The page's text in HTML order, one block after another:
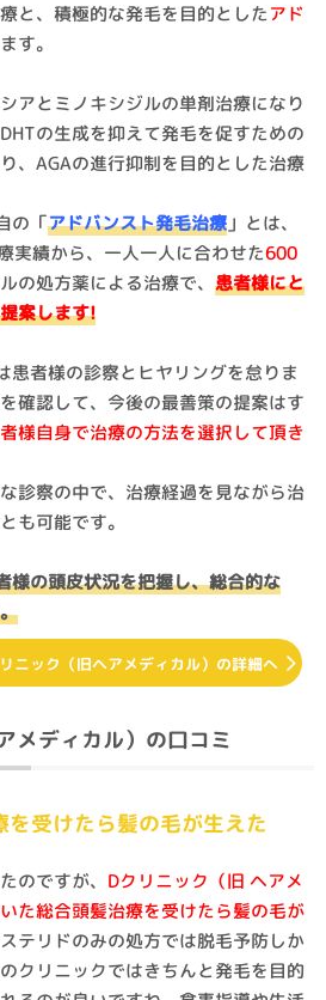
と、積極的な発毛を目的としたアド
す。
アとミノキシジルの単剤治療になり
の生成を抑えて発毛を促すための
、AGAの進行抑制を目的とした治療
の「アドバンスト発毛治療」とは、
実績から、一人一人に合わせた600
の処方薬による治療で、 患者様にと
案します!
患者様の診察とヒヤリングを怠りま
確認して、今後の最善策の提案はす
様自身で治療の方法を選択して頂き
診察の中で、治療経過を見ながら治
も可能です。
様の頭皮状況を把握し、総合的な
ニック（旧ヘアメディカル）の詳細へ
メディカル）の口コミ
を受けたら髪の毛が生えた
のですが、 Dクリニック（旧 ヘアメ
た総合頭髪治療を受けたら髪の毛が
テリドのみの処方では脱毛予防しか
クリニックではきちんと発毛を目的